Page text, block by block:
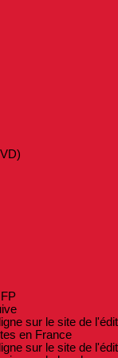
sur le site de
en France
sur le site de